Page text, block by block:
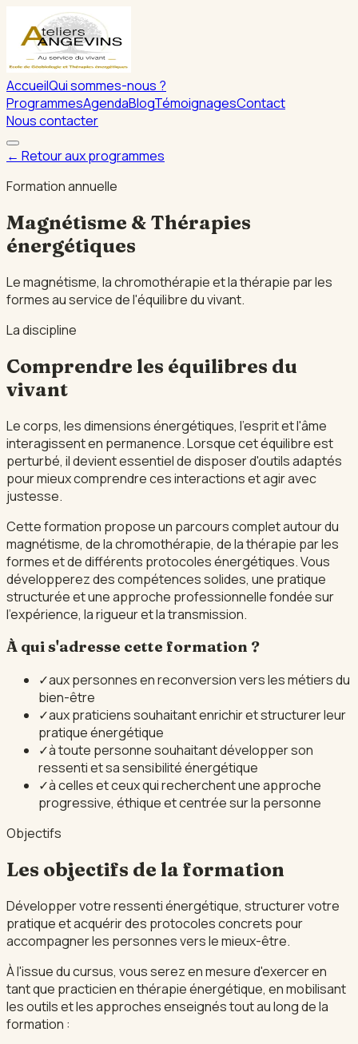
AccueilQui sommes-nous ?
ProgrammesAgendaBlogTémoignagesContact
Nous contacter
← Retour aux programmes
Formation annuelle
Magnétisme & Thérapies
énergétiques
Le magnétisme, la chromothérapie et la thérapie par les
formes au service de l'équilibre du vivant.
La discipline
Comprendre les équilibres du
vivant
Le corps, les dimensions énergétiques, l'esprit et l'âme
interagissent en permanence. Lorsque cet équilibre est
perturbé, il devient essentiel de disposer d'outils adaptés
pour mieux comprendre ces interactions et agir avec
justesse.
Cette formation propose un parcours complet autour du
magnétisme, de la chromothérapie, de la thérapie par les
formes et de différents protocoles énergétiques. Vous
développerez des compétences solides, une pratique
structurée et une approche professionnelle fondée sur
l'expérience, la rigueur et la transmission.
À qui s'adresse cette formation ?
✓aux personnes en reconversion vers les métiers du
bien-être
✓aux praticiens souhaitant enrichir et structurer leur
pratique énergétique
✓à toute personne souhaitant développer son
ressenti et sa sensibilité énergétique
✓à celles et ceux qui recherchent une approche
progressive, éthique et centrée sur la personne
Objectifs
Les objectifs de la formation
Développer votre ressenti énergétique, structurer votre
pratique et acquérir des protocoles concrets pour
accompagner les personnes vers le mieux-être.
À l'issue du cursus, vous serez en mesure d'exercer en
tant que practicien en thérapie énergétique, en mobilisant
les outils et les approches enseignés tout au long de la
formation :